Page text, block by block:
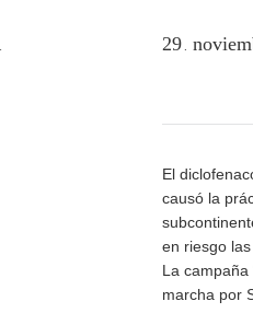
29
El
causó la
en riesgo
La campaña
marcha por